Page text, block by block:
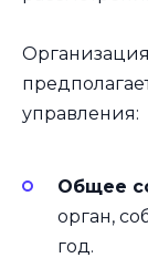
управления:
Общее
орган,
год.